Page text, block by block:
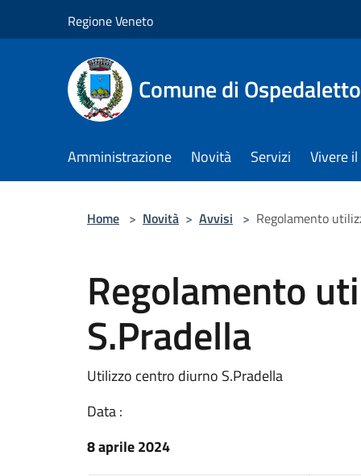
Regione Veneto
Comune di
Amministrazione Novità Servizi Vivere
Home > Novità > Avvisi > Regolamento
Regolamento
S.Pradella
Utilizzo centro diurno S.Pradella
Data :
8 aprile 2024